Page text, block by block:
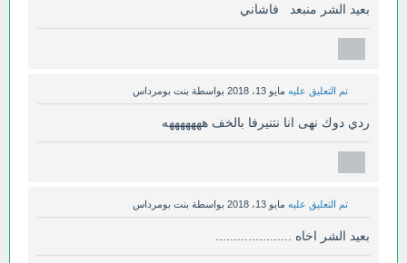
بعيد الشر منبعد فاشاني
تم التعليق عليه مايو 13، 2018 بواسطة بنت بومرداس
ردي دوك نهى انا نتنيرفا بالخف هههههههه
تم التعليق عليه مايو 13، 2018 بواسطة بنت بومرداس
بعيد الشر اخاه .....................